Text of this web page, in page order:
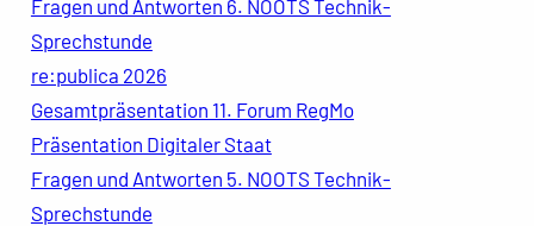
Fragen und Antworten 6. NOOTS Technik-
Sprechstunde
re:publica 2026
Gesamtpräsentation 11. Forum RegMo
Präsentation Digitaler Staat
Fragen und Antworten 5. NOOTS Technik-
Sprechstunde